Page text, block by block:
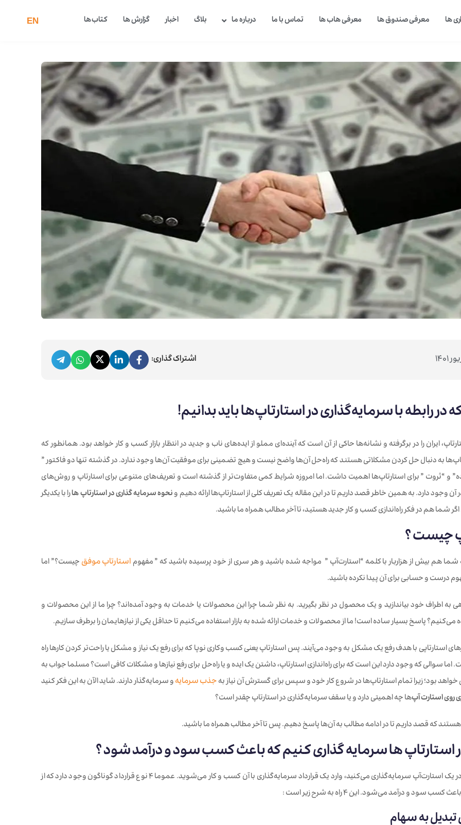
ها معرفی صندوق ها معرفی هاب ها تماس با ما درباره ما بلاگ اخبار گزارش ها کتاب ها EN
اشتراک گذاری:
در رابطه با سرمایه‌گذاری در استارتاپ‌ها باید بدانیم!
ایران را در برگرفته و نشانه‌ها حاکی از آن است که آینده‌ای مملو از ایده‌های ناب و جدید در انتظار بازار کسب و کار خواهد بود. همانطور که
به دنبال حل کردن مشکلاتی هستند که راه‌حل آن‌ها واضح نیست و هیچ تضمینی برای موفقیت آن‌ها وجود ندارد. در گذشته تنها دو فاکتور ”
و “ثروت ” برای استارتاپ‌ها اهمیت داشت. اما امروزه شرایط کمی متفاوت‌تر از گذشته است و تعریف‌های متنوعی برای استارتاپ و روش‌های
آن وجود دارد. به همین خاطر قصد داریم تا در این مقاله یک تعریف کلی از استارتاپ‌ها ارائه دهیم ونحوه سرمایه گذاری در استارتاپ هارا با یکدیگر
شما هم در فکر راه‌اندازی کسب و کار جدید هستید، تا آخر مطالب همراه ما باشید.
چیست ؟
هم بیش از هزاربار با کلمه “استارت‌آپ ” مواجه شده باشید و هر سری از خود پرسیده باشید که ” مفهوم استارتاپ موفق چیست؟” اما
درست و حسابی برای آن پیدا نکرده باشید.
به اطراف خود بیاندازید و یک محصول در نظر بگیرید. به نظر شما چرا این محصولات یا خدمات به وجود آمده‌اند؟ چرا ما از این محصولات و
پاسخ بسیار ساده است! ما از محصولات و خدمات ارائه شده به بازار استفاده می‌کنیم تا حداقل یکی از نیازهایمان را برطرف سازیم.
استارتاپی با هدف رفع یک مشکل به وجود می‌آیند. پس استارتاپ یعنی کسب وکاری نوپا که برای رفع یک نیاز و مشکل یا راحت‌تر کردن کارها راه
اما سوالی که وجود دارد این است که برای راه‌اندازی استارتاپ، داشتن یک ایده و یا راه‌حل برای رفع نیازها و مشکلات کافی است؟ مسلما جواب به
بود؛ زیرا تمام استارتاپ‌ها در شروع کار خود و سپس برای گسترش آن نیاز بهجذب سرمایهو سرمایه‌گذار دارند. شاید الآن به این فکر کنید
روی استارت آپ‌ها چه اهمیتی دارد و یا سقف سرمایه‌گذاری در استارتاپ چقدر است؟
که قصد داریم تا در ادامه مطالب به آن‌ها پاسخ دهیم. پس تا آخر مطالب همراه ما باشید.
استارتاپ ها سرمایه گذاری کنیم که باعث کسب سود و درآمد شود ؟
زمانی که شما در یک استارت‌آپ سرمایه‌گذاری می‌کنید، وارد یک قرارداد سرمایه‌گذاری با آن کسب و کار می‌شوید. عموما 4 نوع قرارداد گوناگون وجود دارد که از
سود و درآمد می‌شود. این 4 راه به شرح زیر است :